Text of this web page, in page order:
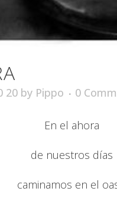
20 by Pippo 0
En el ahora
de nuestros días
caminamos en el